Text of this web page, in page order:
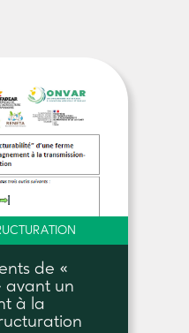
de «
avant un
à la